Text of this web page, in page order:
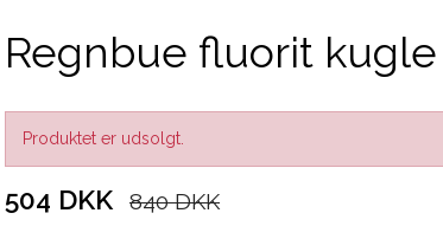
Regnbue fluorit kugle
Produktet er udsolgt.
504 DKK 840 DKK